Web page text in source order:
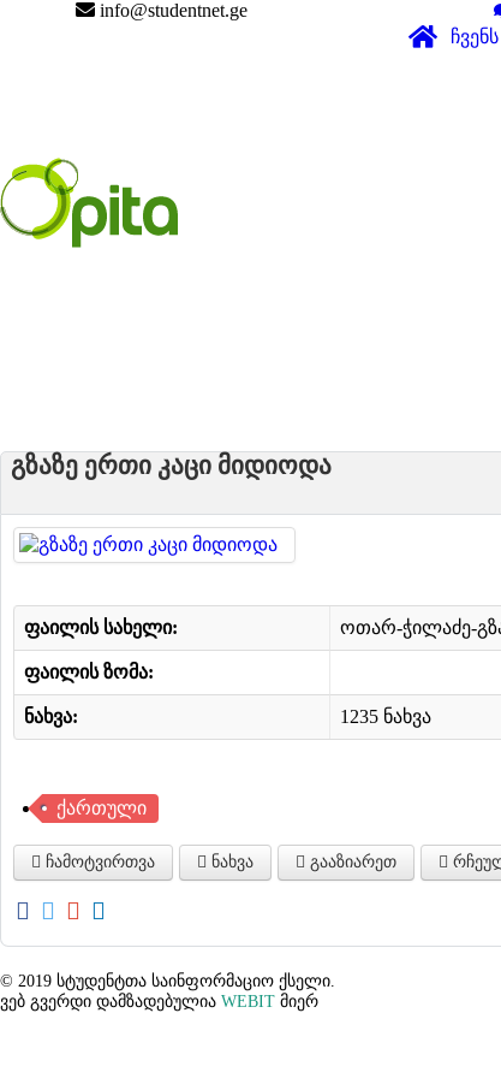
info@studentnet.ge
გზაზე ერთი კაცი მიდიოდა
ფაილის სახელი: ოთარ-ჭილაძე-
ფაილის ზომა:
ნახვა: 1235 ნახვა
ქართული
ჩამოტვირთვა ნახვა გააზიარეთ
© 2019 სტუდენტთა საინფორმაციო ქსელი.
ვებ გვერდი დამზადებულია WEBIT მიერ